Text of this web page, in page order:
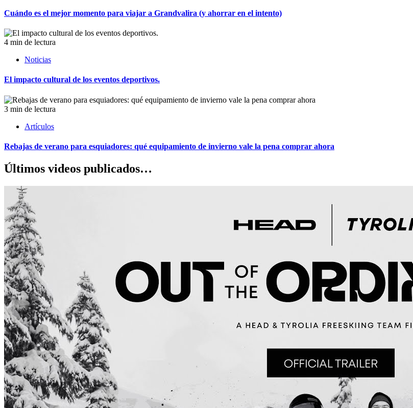
Cuándo es el mejor momento para viajar a Grandvalira (y ahorrar en el intento)
4 min de lectura
Noticias
El impacto cultural de los eventos deportivos.
3 min de lectura
Artículos
Rebajas de verano para esquiadores: qué equipamiento de invierno vale la pena comprar ahora
Últimos videos publicados…